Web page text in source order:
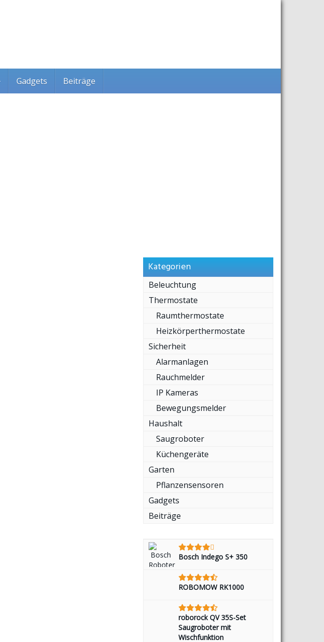
Gadgets Beiträge
Kategorien
Beleuchtung
Thermostate
Raumthermostate
Heizkörperthermostate
Sicherheit
Alarmanlagen
Rauchmelder
IP Kameras
Bewegungsmelder
Haushalt
Saugroboter
Küchengeräte
Garten
Pflanzensensoren
Gadgets
Beiträge
Bosch Indego S+ 350
ROBOMOW RK1000
roborock QV 35S-Set
Saugroboter mit
Wischfunktion